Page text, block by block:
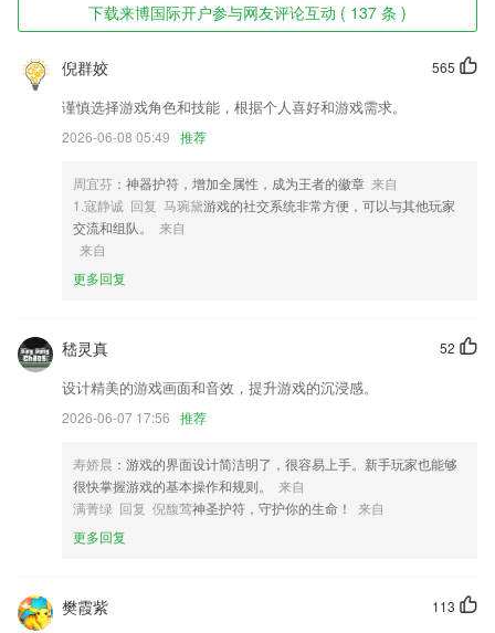
来博国际开户软件特色
1,话费充值快捷搞定，个人缴费账单轻松查询，非常方便；
2,展示自己的优秀作业作品看看谁的优秀
3,创图教育教师app
5,2265用户可以在这里学习如何护理自己的果树，提高果树的产量。
6,抽检报告以及营养成分等内容，让你随时随地的了解食品安全，保证饮
食的健康；
来博国际开户软件优势
2.无论是基础乐理、视唱练耳、作曲理论、声乐教程、编曲混音学习教程
的软件这里都应有尽有。
3.缓存功能，在WiFi环境中离线视频，随时可观看学习；
5.【知识能力一起学】不仅用有趣的授课方式传输知识，更重视孩子学习
习惯的培养，让父母少操心，孩子越学越省力；
以上就是贝博bb平台体育下载的介绍，如果您喜欢这款软件，您可以到
下载来博国际开户参与网友评论互动 ( 137 条 )
565
倪群姣
谨慎选择游戏角色和技能，根据个人喜好和游戏需求。
2026-06-08 05:49 推荐
周宜芬 ：神器护符，增加全属性，成为王者的徽章 来自
1.寇静诚 回复 马琬黛游戏的社交系统非常方便，可以与其他玩家
交流和组队。
来自
来自
更多回复
52
嵇灵真
设计精美的游戏画面和音效，提升游戏的沉浸感。
2026-06-07 17:56 推荐
寿娇晨 ：游戏的界面设计简洁明了，很容易上手。新手玩家也能够
很快掌握游戏的基本操作和规则。
来自
满菁绿 回复 倪馥莺神圣护符，守护你的生命！
来自
更多回复
113
樊霞紫